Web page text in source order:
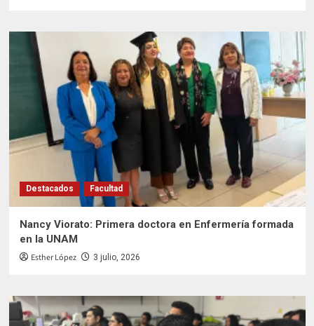
Destacados Facultad
Nancy Viorato: Primera doctora en Enfermería formada
en la UNAM
Esther López 3 julio, 2026